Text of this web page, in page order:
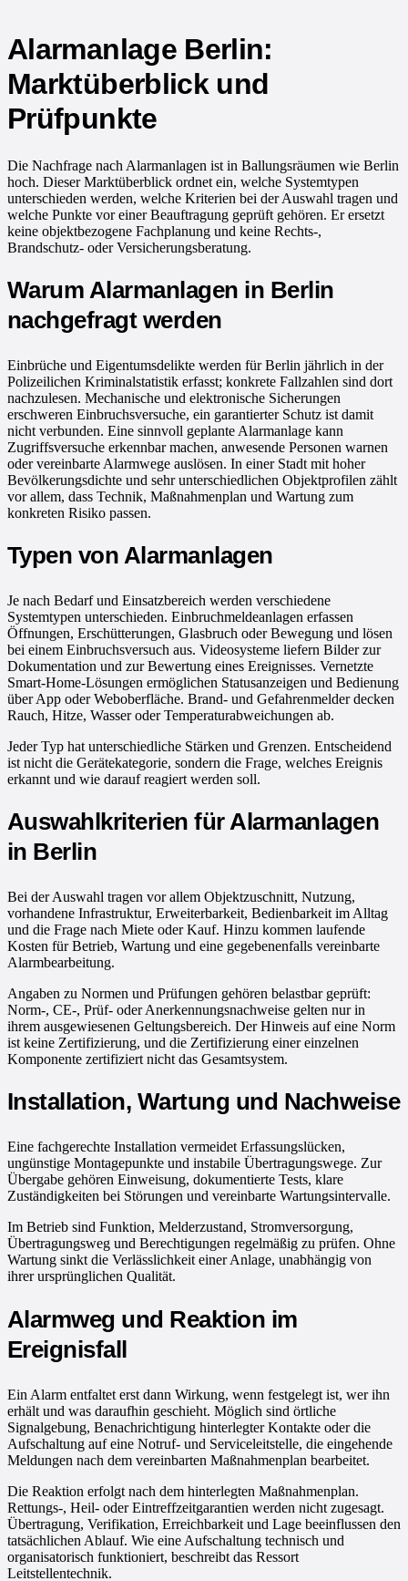
Alarmanlage Berlin:
Marktüberblick und
Prüfpunkte
Die Nachfrage nach Alarmanlagen ist in Ballungsräumen wie Berlin
hoch. Dieser Marktüberblick ordnet ein, welche Systemtypen
unterschieden werden, welche Kriterien bei der Auswahl tragen und
welche Punkte vor einer Beauftragung geprüft gehören. Er ersetzt
keine objektbezogene Fachplanung und keine Rechts-,
Brandschutz- oder Versicherungsberatung.
Warum Alarmanlagen in Berlin
nachgefragt werden
Einbrüche und Eigentumsdelikte werden für Berlin jährlich in der
Polizeilichen Kriminalstatistik erfasst; konkrete Fallzahlen sind dort
nachzulesen. Mechanische und elektronische Sicherungen
erschweren Einbruchsversuche, ein garantierter Schutz ist damit
nicht verbunden. Eine sinnvoll geplante Alarmanlage kann
Zugriffsversuche erkennbar machen, anwesende Personen warnen
oder vereinbarte Alarmwege auslösen. In einer Stadt mit hoher
Bevölkerungsdichte und sehr unterschiedlichen Objektprofilen zählt
vor allem, dass Technik, Maßnahmenplan und Wartung zum
konkreten Risiko passen.
Typen von Alarmanlagen
Je nach Bedarf und Einsatzbereich werden verschiedene
Systemtypen unterschieden. Einbruchmeldeanlagen erfassen
Öffnungen, Erschütterungen, Glasbruch oder Bewegung und lösen
bei einem Einbruchsversuch aus. Videosysteme liefern Bilder zur
Dokumentation und zur Bewertung eines Ereignisses. Vernetzte
Smart-Home-Lösungen ermöglichen Statusanzeigen und Bedienung
über App oder Weboberfläche. Brand- und Gefahrenmelder decken
Rauch, Hitze, Wasser oder Temperaturabweichungen ab.
Jeder Typ hat unterschiedliche Stärken und Grenzen. Entscheidend
ist nicht die Gerätekategorie, sondern die Frage, welches Ereignis
erkannt und wie darauf reagiert werden soll.
Auswahlkriterien für Alarmanlagen
in Berlin
Bei der Auswahl tragen vor allem Objektzuschnitt, Nutzung,
vorhandene Infrastruktur, Erweiterbarkeit, Bedienbarkeit im Alltag
und die Frage nach Miete oder Kauf. Hinzu kommen laufende
Kosten für Betrieb, Wartung und eine gegebenenfalls vereinbarte
Alarmbearbeitung.
Angaben zu Normen und Prüfungen gehören belastbar geprüft:
Norm-, CE-, Prüf- oder Anerkennungsnachweise gelten nur in
ihrem ausgewiesenen Geltungsbereich. Der Hinweis auf eine Norm
ist keine Zertifizierung, und die Zertifizierung einer einzelnen
Komponente zertifiziert nicht das Gesamtsystem.
Installation, Wartung und Nachweise
Eine fachgerechte Installation vermeidet Erfassungslücken,
ungünstige Montagepunkte und instabile Übertragungswege. Zur
Übergabe gehören Einweisung, dokumentierte Tests, klare
Zuständigkeiten bei Störungen und vereinbarte Wartungsintervalle.
Im Betrieb sind Funktion, Melderzustand, Stromversorgung,
Übertragungsweg und Berechtigungen regelmäßig zu prüfen. Ohne
Wartung sinkt die Verlässlichkeit einer Anlage, unabhängig von
ihrer ursprünglichen Qualität.
Alarmweg und Reaktion im
Ereignisfall
Ein Alarm entfaltet erst dann Wirkung, wenn festgelegt ist, wer ihn
erhält und was daraufhin geschieht. Möglich sind örtliche
Signalgebung, Benachrichtigung hinterlegter Kontakte oder die
Aufschaltung auf eine Notruf- und Serviceleitstelle, die eingehende
Meldungen nach dem vereinbarten Maßnahmenplan bearbeitet.
Die Reaktion erfolgt nach dem hinterlegten Maßnahmenplan.
Rettungs-, Heil- oder Eintreffzeitgarantien werden nicht zugesagt.
Übertragung, Verifikation, Erreichbarkeit und Lage beeinflussen den
tatsächlichen Ablauf. Wie eine Aufschaltung technisch und
organisatorisch funktioniert, beschreibt das Ressort
Leitstellentechnik.